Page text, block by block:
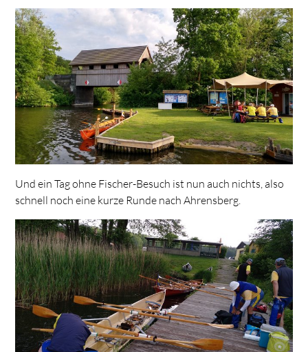
Und ein Tag ohne Fischer-Besuch ist nun auch nichts, also
schnell noch eine kurze Runde nach Ahrensberg.